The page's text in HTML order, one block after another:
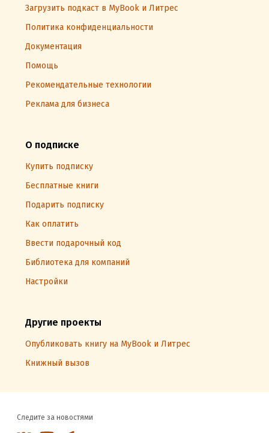
Загрузить подкаст в MyBook и Литрес
Политика конфиденциальности
Документация
Помощь
Рекомендательные технологии
Реклама для бизнеса
О подписке
Купить подписку
Бесплатные книги
Подарить подписку
Как оплатить
Ввести подарочный код
Библиотека для компаний
Настройки
Другие проекты
Опубликовать книгу на MyBook и Литрес
Книжный вызов
Следите за новостями